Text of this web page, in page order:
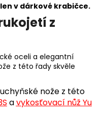
v dárkové krabičce.
z
oceli a elegantní
z této řady skvěle
nože z této
avykosťovací nůž Yu